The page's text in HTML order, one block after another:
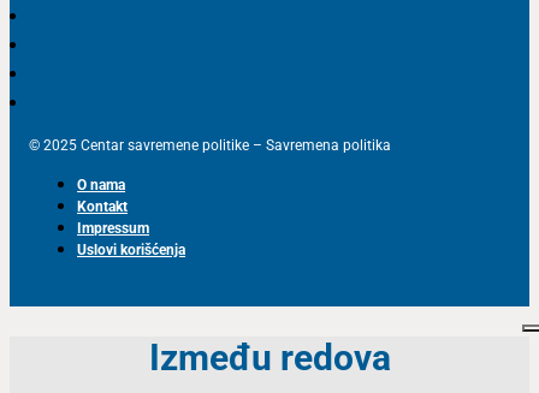
© 2025 Centar savremene politike – Savremena politika
O nama
Kontakt
Impressum
Uslovi korišćenja
Između redova